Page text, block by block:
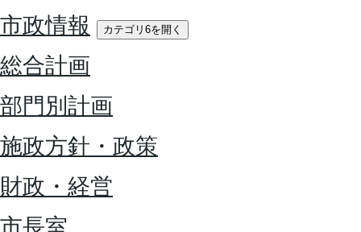
市政情報
カテゴリ6を開く
総合計画
部門別計画
施政方針・政策
財政・経営
市長室